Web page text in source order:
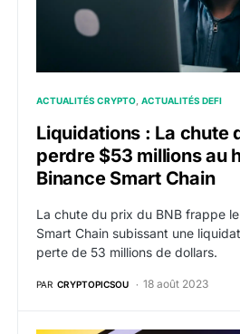
ACTUALITÉS CRYPTO ACTUALITÉS DEFI
Liquidations : La chute
perdre $53 millions au
Binance Smart Chain
La chute du prix du BNB frappe
Smart Chain subissant une
perte de 53 millions de dollars.
PAR CRYPTOPICSOU 18 août 2023